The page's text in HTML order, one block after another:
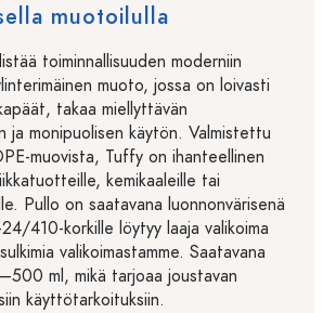
muotoilulla
toiminnallisuuden moderniin
muoto, jossa on loivasti
takaa miellyttävän
ja monipuolisen käytön. Valmistettu
muovista, Tuffy on ihanteellinen
kemikaaleille tai
Pullo on saatavana luonnonvärisenä
410-korkille löytyy laaja valikoima
valikoimastamme. Saatavana
ml, mikä tarjoaa joustavan
käyttötarkoituksiin.